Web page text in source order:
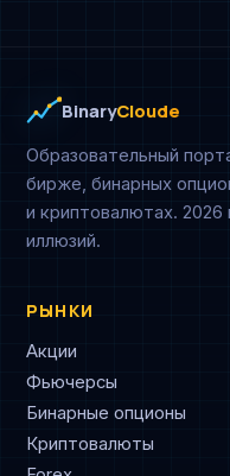
BinaryCloude
Образовательный
бирже, бинарных
и криптовалютах.
иллюзий.
РЫНКИ
Акции
Фьючерсы
Бинарные опционы
Криптовалюты